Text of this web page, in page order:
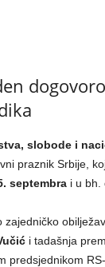
slobode i
praznik Srbije,
septembra i u bh.
zajedničko
i tadašnja
predsjednikom